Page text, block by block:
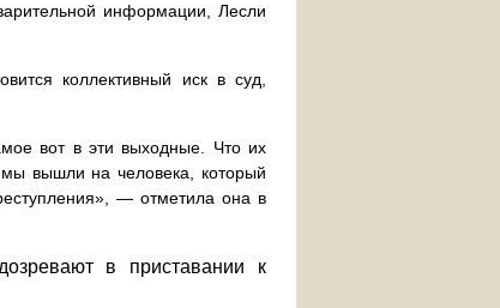
информации, Лесли
коллективный иск в суд,
вот в эти выходные. Что их
вышли на человека, который
— отметила она в
в приставании к